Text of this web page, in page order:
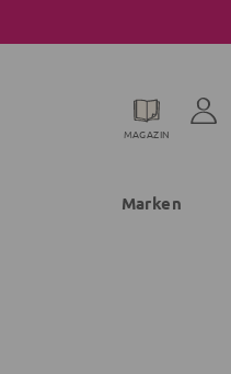
MAGAZIN
Marken